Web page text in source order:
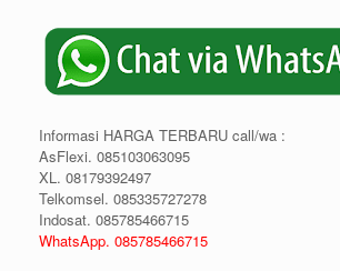
Informasi HARGA TERBARU call/wa :
AsFlexi. 085103063095
XL. 08179392497
Telkomsel. 085335727278
Indosat. 085785466715
WhatsApp. 085785466715